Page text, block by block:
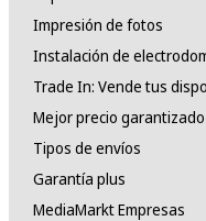
Impresión de fotos
Instalación de
Trade In: Vende tus
Mejor precio garantizado
Tipos de envíos
Garantía plus
MediaMarkt Empresas